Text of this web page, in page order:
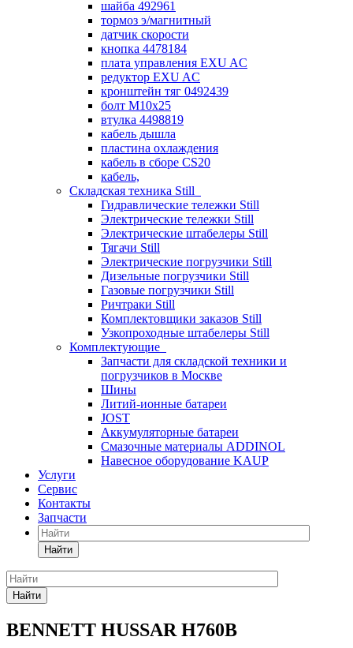
шайба 492961
тормоз э/магнитный
датчик скорости
кнопка 4478184
плата управления EXU AC
редуктор EXU AC
кронштейн тяг 0492439
болт М10х25
втулка 4498819
кабель дышла
пластина охлаждения
кабель в сборе CS20
кабель,
Складская техника Still
Гидравлические тележки Still
Электрические тележки Still
Электрические штабелеры Still
Тягачи Still
Электрические погрузчики Still
Дизельные погрузчики Still
Газовые погрузчики Still
Ричтраки Still
Комплектовщики заказов Still
Узкопроходные штабелеры Still
Комплектующие
Запчасти для складской техники и
погрузчиков в Москве
Шины
Литий-ионные батареи
JOST
Аккумуляторные батареи
Смазочные материалы ADDINOL
Навесное оборудование KAUP
Услуги
Сервис
Контакты
Запчасти
Найти
Найти
BENNETT HUSSAR H760B